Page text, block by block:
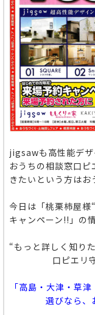
jigsawも高性能デザ
おうちの相談窓口ピ
きたいという方はお
今日は「桃栗柿屋様
キャンペーン!!」の
“もっと詳しく知り
口ピエリ
「高島・大津・草
選びなら、